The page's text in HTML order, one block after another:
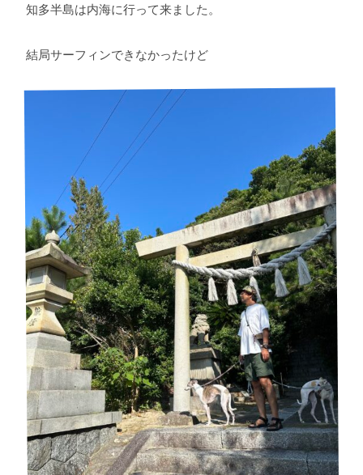
知多半島は内海に行って来ました。
結局サーフィンできなかったけど